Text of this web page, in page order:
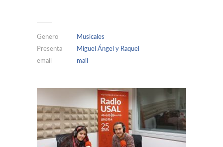
Genero
Musicales
Presenta
Miguel Ángel y Raquel
email
mail